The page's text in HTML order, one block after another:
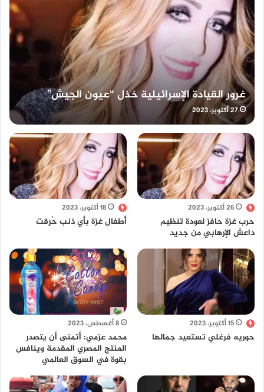
غرور القيادة الإسرائيلية خذل “عيون الجيش”
27 أكتوبر، 2023
26 أكتوبر، 2023
حرب غزة حافز لعودة تنظيم
داعش الإرهابي من جديد
18 أكتوبر، 2023
أطفال غزة بأي ذنب حُرِقت
15 أكتوبر، 2023
حوريه فرغلي تستعيد جمالها
8 أغسطس، 2023
محمد عزمي: أتمنى أن يتصدر
المنتج المصري المقدمة وينافس
بقوة في السوق العالمي